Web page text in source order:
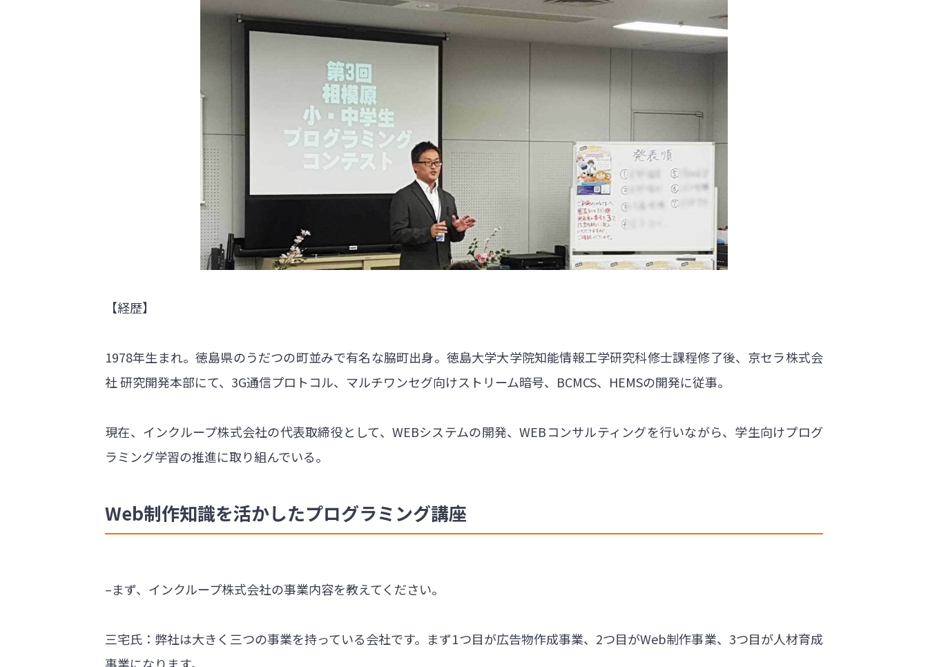
【経歴】
1978年生まれ。徳島県のうだつの町並みで有名な脇町出身。徳島大学大学院知能情報工学研究科修士課程修了後、京セラ株式会
社 研究開発本部にて、3G通信プロトコル、マルチワンセグ向けストリーム暗号、BCMCS、HEMSの開発に従事。
現在、インクループ株式会社の代表取締役として、WEBシステムの開発、WEBコンサルティングを行いながら、学生向けプログ
ラミング学習の推進に取り組んでいる。
Web制作知識を活かしたプログラミング講座
–まず、インクループ株式会社の事業内容を教えてください。
三宅氏：弊社は大きく三つの事業を持っている会社です。まず1つ目が広告物作成事業、2つ目がWeb制作事業、3つ目が人材育成